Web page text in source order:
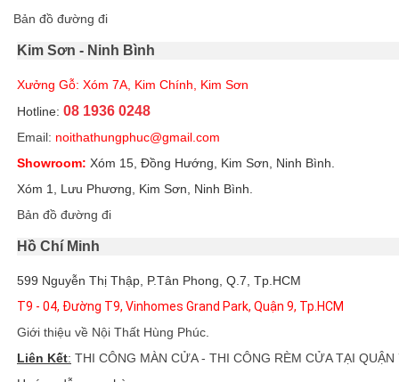
Bản đồ đường đi
Kim Sơn - Ninh Bình
Xưởng Gỗ: Xóm 7A, Kim Chính, Kim Sơn
Hotline: 08 1936 0248
Email: noithathungphuc@gmail.com
Showroom: Xóm 15, Đồng Hướng, Kim Sơn, Ninh Bình.
Xóm 1, Lưu Phương, Kim Sơn, Ninh Bình.
Bản đồ đường đi
Hồ Chí Minh
599 Nguyễn Thị Thập, P.Tân Phong, Q.7, Tp.HCM
T9 - 04, Đường T9, Vinhomes Grand Park, Quận 9, Tp.HCM
Giới thiệu về Nội Thất Hùng Phúc
Liên Kết: THI CÔNG MÀN CỬA - THI CÔNG RÈM CỬA TẠI QUẬN